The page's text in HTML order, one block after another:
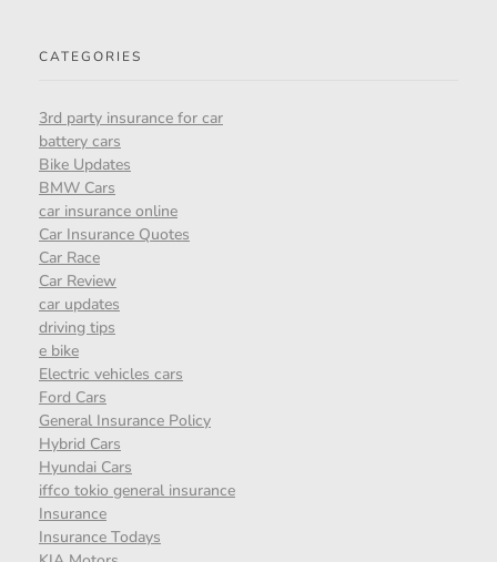
CATEGORIES
3rd party insurance for car
battery cars
Bike Updates
BMW Cars
car insurance online
Car Insurance Quotes
Car Race
Car Review
car updates
driving tips
e bike
Electric vehicles cars
Ford Cars
General Insurance Policy
Hybrid Cars
Hyundai Cars
iffco tokio general insurance
Insurance
Insurance Todays